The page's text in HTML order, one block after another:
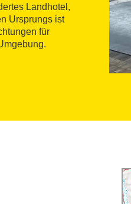
Landhotel,
Ursprungs ist
für